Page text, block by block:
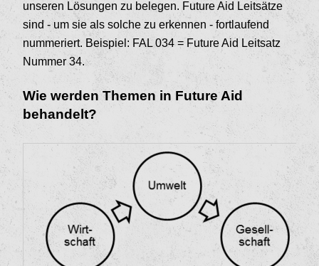
unseren Lösungen zu belegen. Future Aid Leitsätze
sind - um sie als solche zu erkennen - fortlaufend
nummeriert. Beispiel: FAL 034 = Future Aid Leitsatz
Nummer 34.
Wie werden Themen in Future Aid
behandelt?